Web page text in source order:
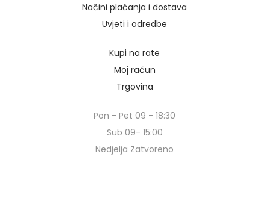
Načini plaćanja i dostava
Uvjeti i odredbe
Kupi na rate
Moj račun
Trgovina
Pon - Pet 09 - 18:30
Sub 09- 15:00
Nedjelja Zatvoreno